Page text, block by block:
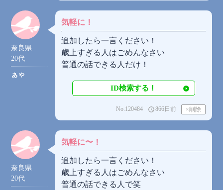
奈良県
20代
ぁゃ
気軽に！
追加したら一言ください！
歳上すぎる人はごめんなさい
普通の話できる人だけ！
ID検索する！
access_time866日前
No.120484
奈良県
20代
気軽に〜！
追加したら一言ください！
歳上すぎる人はごめんなさい
普通の話できる人で笑